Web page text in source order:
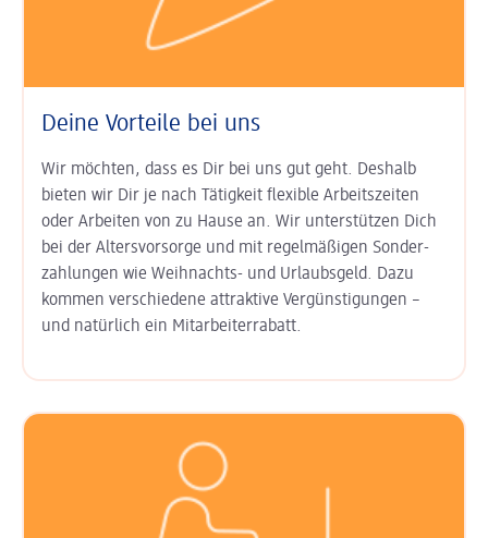
Deine Vorteile bei uns
Wir möchten, dass es Dir bei uns gut geht. Deshalb
bieten wir Dir je nach Tätigkeit flexible Arbeits­zeiten
oder Arbeiten von zu Hause an. Wir unter­stützen Dich
bei der Alters­vorsorge und mit regel­mäßigen Sonder­
zahlungen wie Weihnachts- und Urlaubs­geld. Dazu
kommen ver­schiedene attraktive Ver­günsti­gungen –
und natürlich ein Mitarbeiter­rabatt.